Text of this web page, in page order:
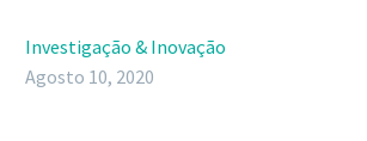
Investigação & Inovação
Agosto 10, 2020